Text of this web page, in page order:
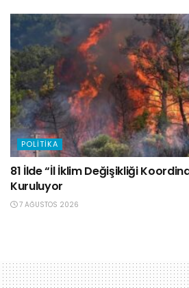
POLITIKA
81 İlde “İl İklim Değişikliği
Kuruluyor
7 AĞUSTOS 2026